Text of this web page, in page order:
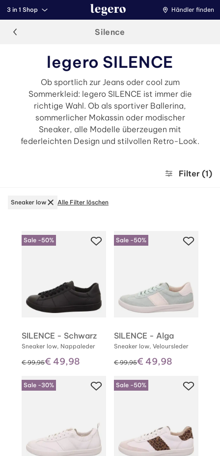
3 in 1 Shop Händler finden
Silence
legero SILENCE
Ob sportlich zur Jeans oder cool zum
Sommerkleid: legero SILENCE ist immer die
richtige Wahl. Ob als sportiver Ballerina,
sommerlicher Mokassin oder modischer
Sneaker, alle Modelle überzeugen mit
federleichten Design und stilvollen Retro-Look.
Filter (1)
Sneaker low Alle Filter löschen
Sale -50%
SILENCE - Schwarz
Sneaker low, Nappaleder
statt
€ 99,95€ 49,98
Sale -50%
SILENCE - Alga
Sneaker low, Veloursleder
statt
€ 99,95€ 49,98
Sale -30% Sale -50%